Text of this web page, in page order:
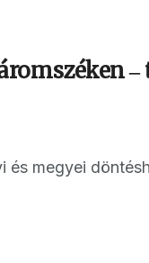
megyei